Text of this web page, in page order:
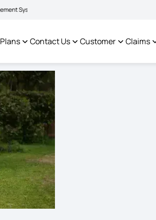
facilitate policyholders and complainants -
Contact Us Customer Claims